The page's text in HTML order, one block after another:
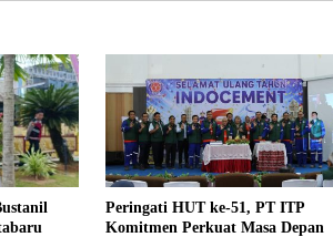
Peringati HUT ke-51, PT ITP
Komitmen Perkuat Masa Depan